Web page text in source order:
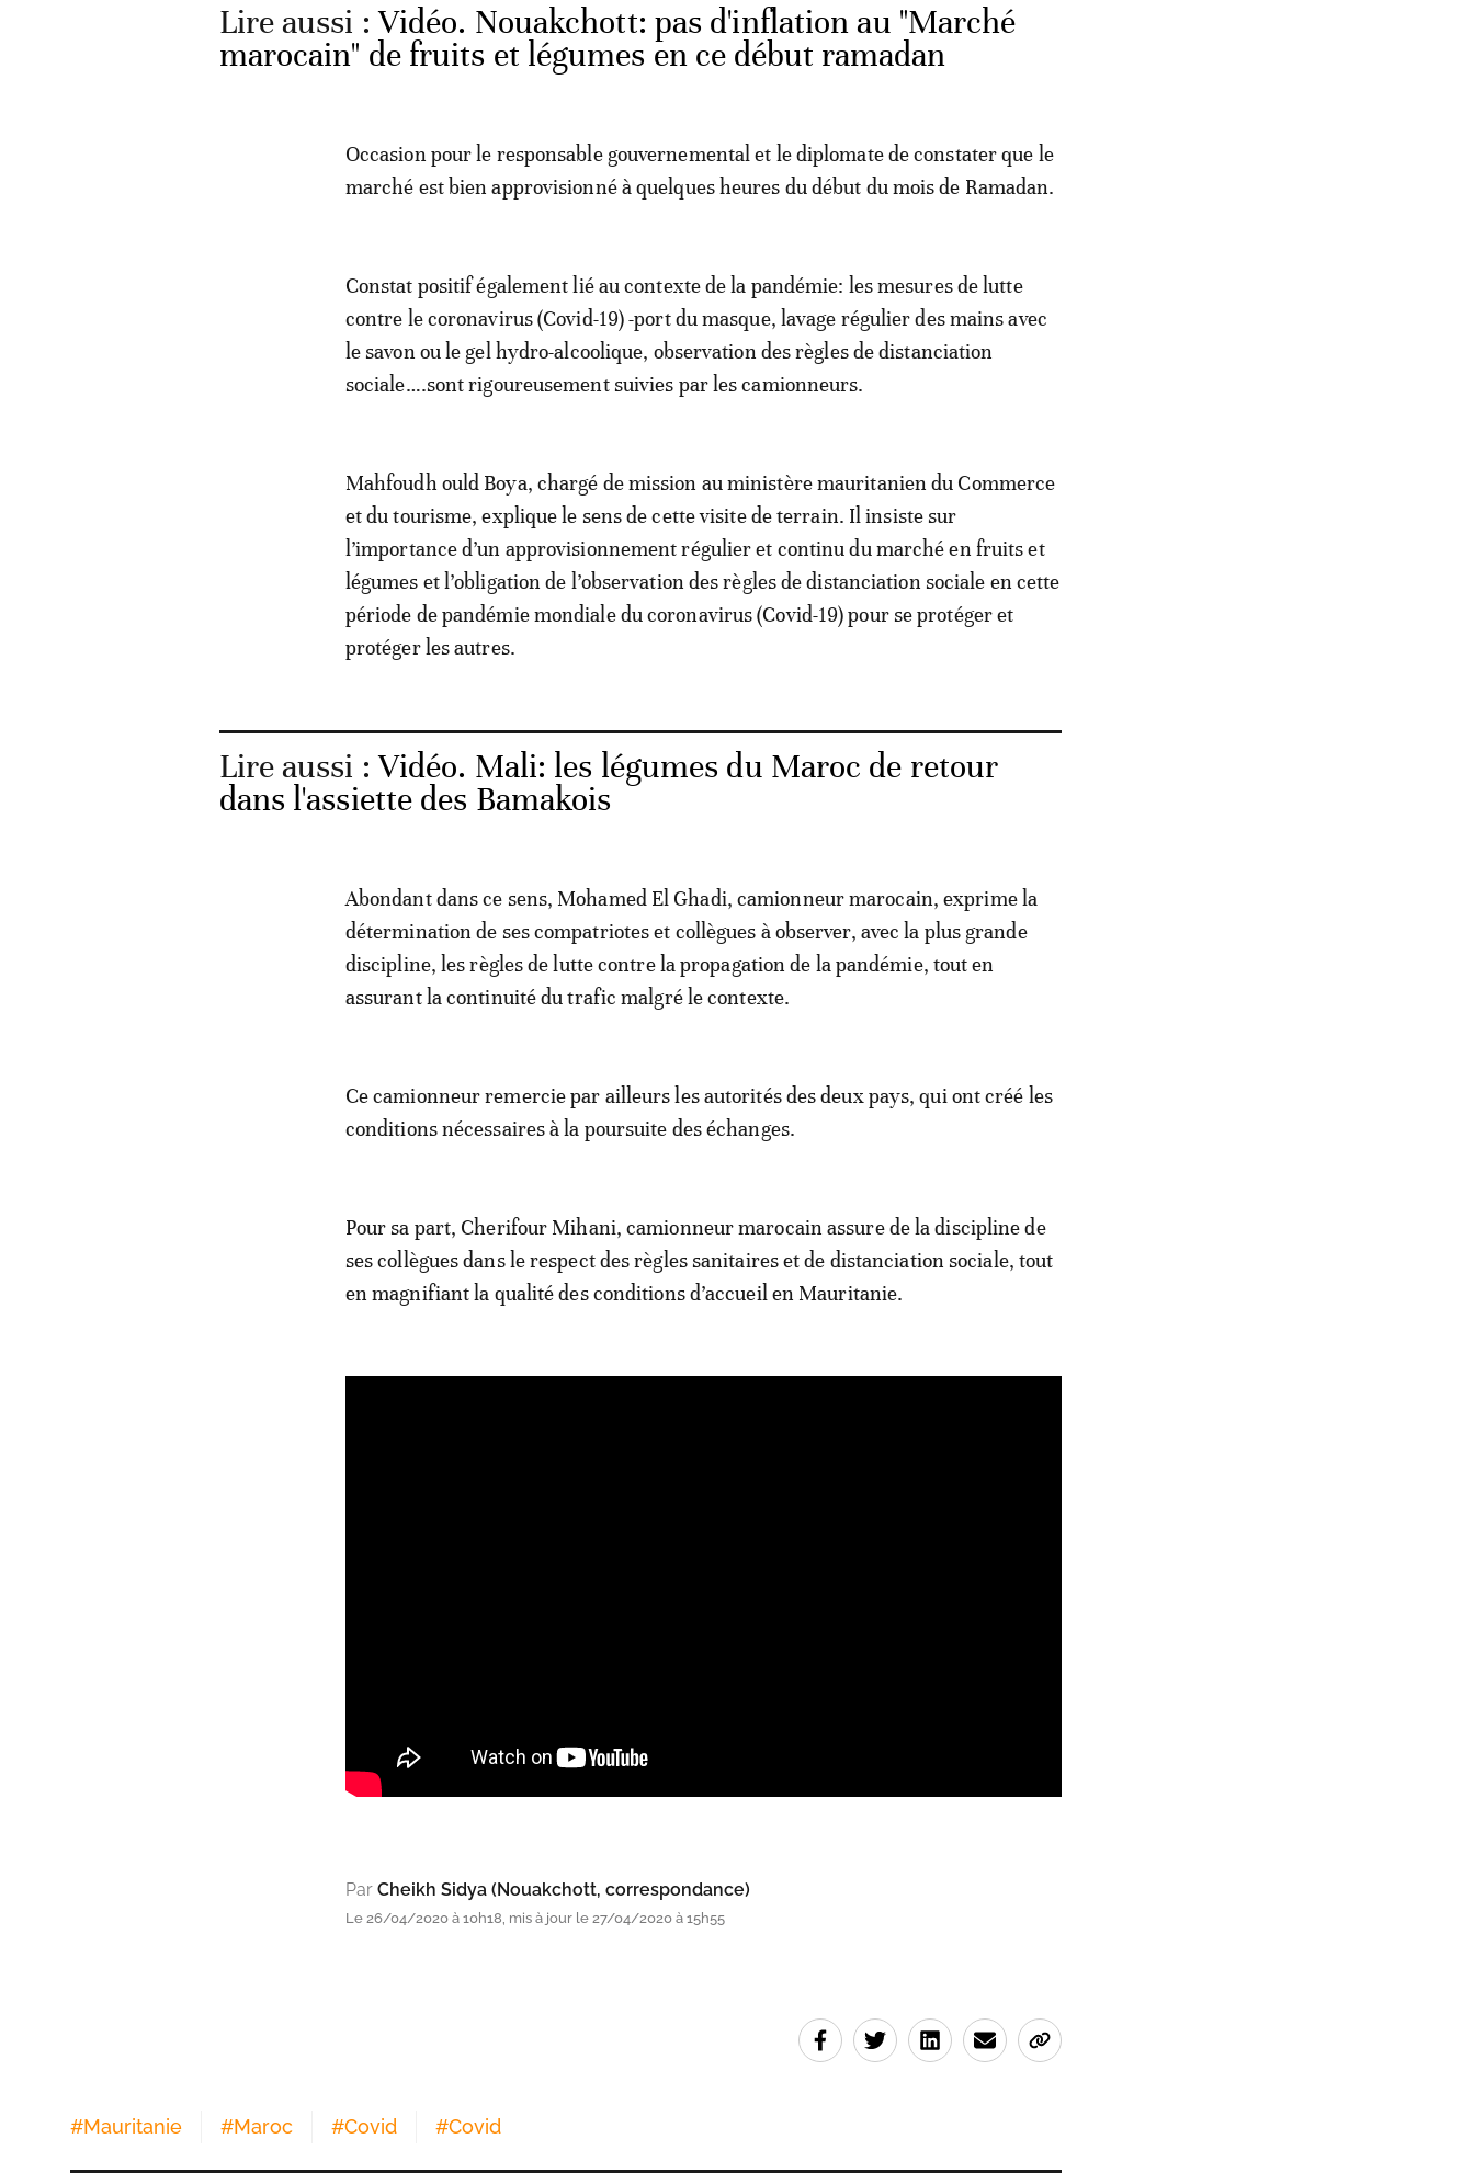
Lire aussi :Vidéo. Nouakchott: pas d'inflation au "Marché
marocain" de fruits et légumes en ce début ramadan
Occasion pour le responsable gouvernemental et le diplomate de constater que le
marché est bien approvisionné à quelques heures du début du mois de Ramadan.
Constat positif également lié au contexte de la pandémie: les mesures de lutte
contre le coronavirus (Covid-19) -port du masque, lavage régulier des mains avec
le savon ou le gel hydro-alcoolique, observation des règles de distanciation
sociale….sont rigoureusement suivies par les camionneurs.
Mahfoudh ould Boya, chargé de mission au ministère mauritanien du Commerce
et du tourisme, explique le sens de cette visite de terrain. Il insiste sur
l’importance d’un approvisionnement régulier et continu du marché en fruits et
légumes et l’obligation de l’observation des règles de distanciation sociale en cette
période de pandémie mondiale du coronavirus (Covid-19) pour se protéger et
protéger les autres.
Lire aussi :Vidéo. Mali: les légumes du Maroc de retour
dans l'assiette des Bamakois
Abondant dans ce sens, Mohamed El Ghadi, camionneur marocain, exprime la
détermination de ses compatriotes et collègues à observer, avec la plus grande
discipline, les règles de lutte contre la propagation de la pandémie, tout en
assurant la continuité du trafic malgré le contexte.
Ce camionneur remercie par ailleurs les autorités des deux pays, qui ont créé les
conditions nécessaires à la poursuite des échanges.
Pour sa part, Cherifour Mihani, camionneur marocain assure de la discipline de
ses collègues dans le respect des règles sanitaires et de distanciation sociale, tout
en magnifiant la qualité des conditions d’accueil en Mauritanie.
Par Cheikh Sidya (Nouakchott, correspondance)
Le 26/04/2020 à 10h18, mis à jour le 27/04/2020 à 15h55
#Mauritanie #Maroc #Covid #Covid